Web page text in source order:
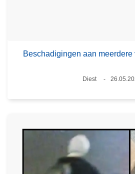
Beschadigingen aan
Plaats
Diest